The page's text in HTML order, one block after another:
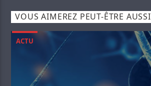
VOUS AIMEREZ PEUT-ÊTRE AUSSI
ACTU